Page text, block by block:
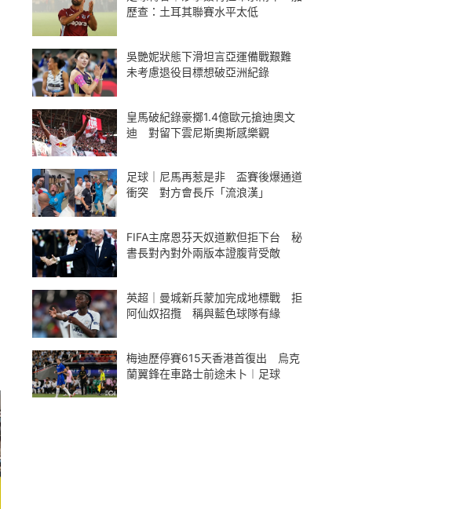
歷查：土耳其聯賽水平太低
吳艷妮狀態下滑坦言亞運備戰艱難
未考慮退役目標想破亞洲紀錄
皇馬破紀錄豪擲1.4億歐元搶迪奧文
迪 對留下雲尼斯奧斯感樂觀
足球｜尼馬再惹是非 盃賽後爆通道
衝突 對方會長斥「流浪漢」
FIFA主席恩芬天奴道歉但拒下台 秘
書長對內對外兩版本證腹背受敵
英超｜曼城新兵蒙加完成地標戰 拒
阿仙奴招攬 稱與藍色球隊有緣
梅迪歷停賽615天香港首復出 烏克
蘭翼鋒在車路士前途未卜︱足球